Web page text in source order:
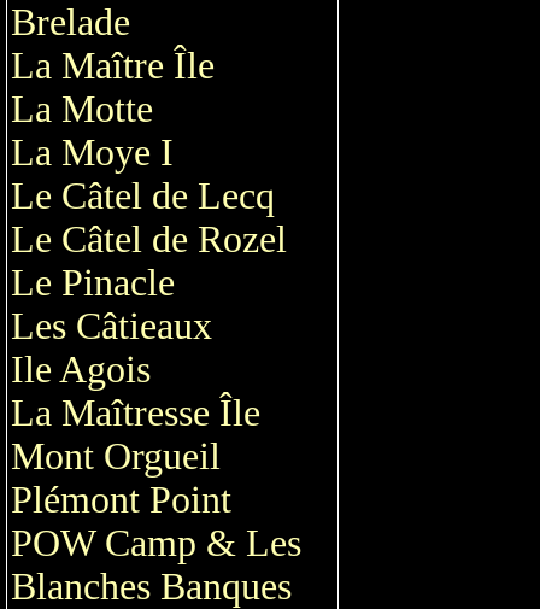
Brelade
La Maître Île
La Motte
La Moye I
Le Câtel de Lecq
Le Câtel de Rozel
Le Pinacle
Les Câtieaux
Ile Agois
La Maîtresse Île
Mont Orgueil
Plémont Point
POW Camp & Les
Blanches Banques